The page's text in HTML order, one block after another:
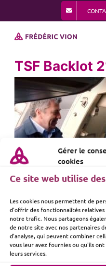
Gérer le
cookies
Ce site web utilise
Les cookies nous permettent de
d'offrir des fonctionnalités relatives
notre trafic. Nous partageons
de notre site avec nos partenaires
d'analyse, qui peuvent combiner
vous leur avez fournies ou qu'ils
leurs services.
au
contenu
TSF Backlot
ME